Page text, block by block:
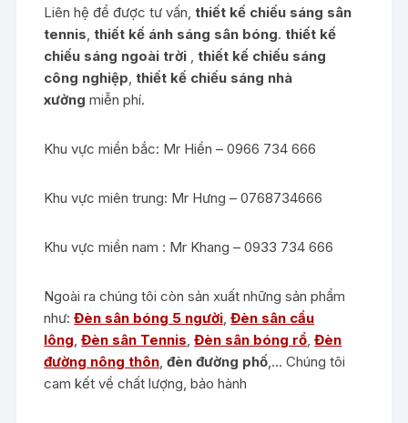
Liên hệ để được tư vấn,thiết kế chiếu sáng sân
tennis,thiết kế ánh sáng sân bóng.thiết kế
chiếu sáng ngoài trời ,thiết kế chiếu sáng
công nghiệp,thiết kế chiếu sáng nhà
xưởng miễn phí.
Khu vực miền bắc: Mr Hiền – 0966 734 666
Khu vực miên trung: Mr Hưng – 0768734666
Khu vực miền nam : Mr Khang – 0933 734 666
Ngoài ra chúng tôi còn sản xuất những sản phẩm
như:Đèn sân bóng 5 người,Đèn sân cầu
lông,Đèn sân Tennis,Đèn sân bóng rổ,Đèn
đường nông thôn,đèn đường phố,… Chúng tôi
cam kết về chất lượng, bảo hành